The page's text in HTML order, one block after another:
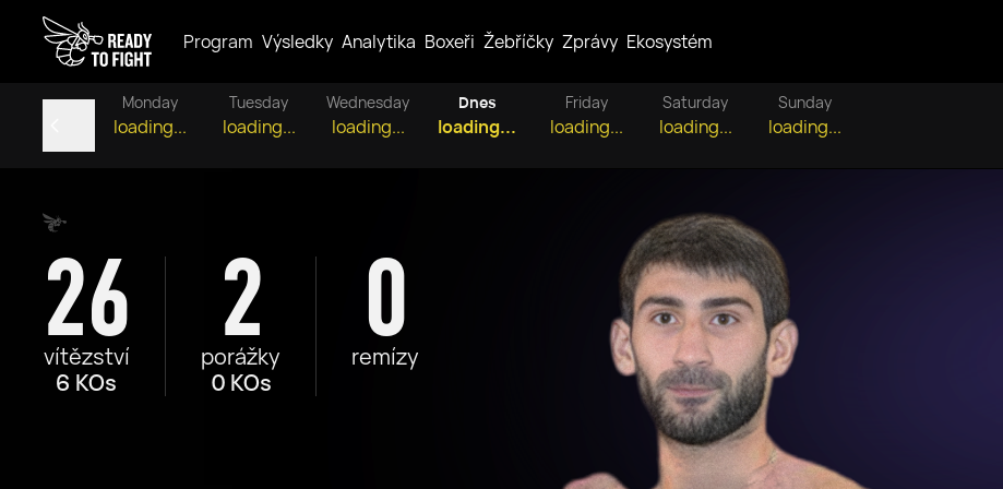
Program Výsledky Analytika Boxeři Žebříčky Zprávy Ekosystém
Monday
loading...
Tuesday
loading...
Wednesday
loading...
Dnes
loading...
Friday
loading...
Saturday
loading...
Sunday
loading...
26
vítězství
6 KOs
2
porážky
0 KOs
0
remízy